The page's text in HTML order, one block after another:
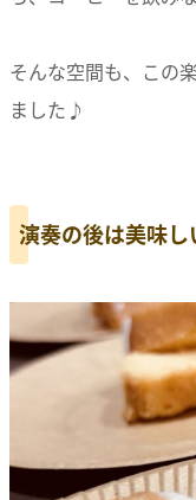
そんな空間も、この
ました♪
演奏の後は美味